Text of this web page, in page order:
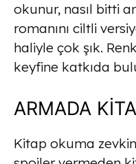
okunur, nasıl bitti
romanını ciltli
haliyle çok şık.
keyfine katkıda
ARMADA
Kitap okuma